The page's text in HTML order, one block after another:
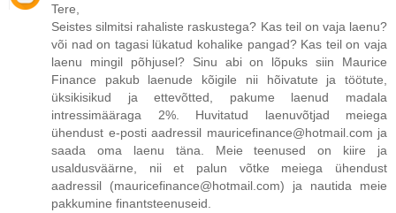
Tere,
Seistes silmitsi rahaliste raskustega? Kas teil on vaja laenu?
või nad on tagasi lükatud kohalike pangad? Kas teil on vaja
laenu mingil põhjusel? Sinu abi on lõpuks siin Maurice
Finance pakub laenude kõigile nii hõivatute ja töötute,
üksikisikud ja ettevõtted, pakume laenud madala
intressimääraga 2%. Huvitatud laenuvõtjad meiega
ühendust e-posti aadressil mauricefinance@hotmail.com ja
saada oma laenu täna. Meie teenused on kiire ja
usaldusväärne, nii et palun võtke meiega ühendust
aadressil (mauricefinance@hotmail.com) ja nautida meie
pakkumine finantsteenuseid.